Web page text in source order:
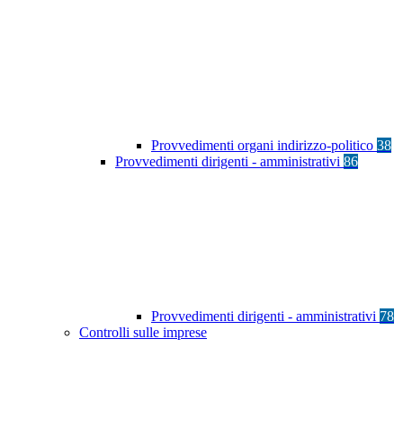
Provvedimenti organi indirizzo-politico 38
Provvedimenti dirigenti - amministrativi 86
Provvedimenti dirigenti - amministrativi 78
Controlli sulle imprese